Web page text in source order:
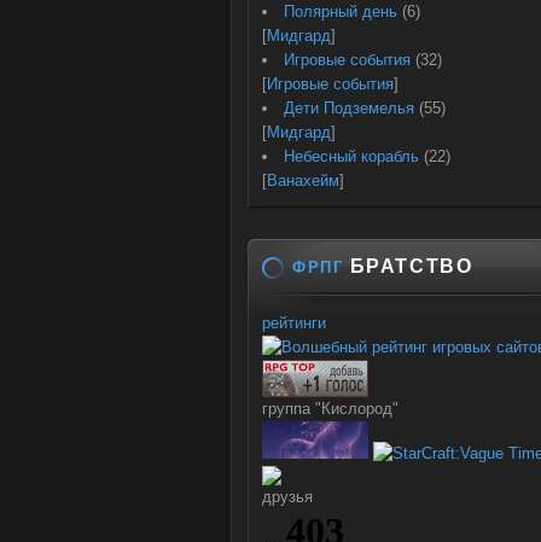
Полярный день (6)
[Мидгард]
Игровые события (32)
[Игровые события]
Дети Подземелья (55)
[Мидгард]
Небесный корабль (22)
[Ванахейм]
ФРПГ БРАТСТВО
рейтинги
группа "Кислород"
друзья